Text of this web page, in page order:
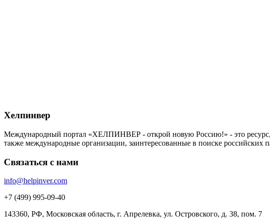
Хелпинвер
Международный портал «ХЕЛПИНВЕР - открой новую Россию!» - это ресурс,
также международные организации, заинтересованные в поиске российских
Связаться с нами
info@helpinver.com
+7 (499) 995-09-40
143360, РФ, Московская область, г. Апрелевка, ул. Островского, д. 38, пом. 7